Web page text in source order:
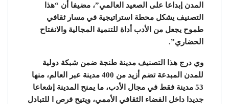
المدن إبداعا على الصعيد العالمي”، مضيفا أن “هذا
التصنيف يشكل محطة استراتيجية في مسار ثقافي
طموح يجعل من الأدب أداة للتنمية المجالية والانفتاح
الحضاري”.
وي درج هذا التصنيف مدينة طنجة ضمن شبكة دولية
للمدن المبدعة تضم أزيد من 400 مدينة عبر العالم، منها
53 مدينة فقط في مجال الأدب، ما يمنح المدينة إشعاعا
جديدا داخل الفضاء الثقافي الأممي، ويتيح فرص ا للتبادل